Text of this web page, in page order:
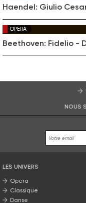
Haendel: Giulio
OPÉRA
Beethoven: Fidelio -
NOUS
LES UNIVERS
Opéra
Classique
Danse